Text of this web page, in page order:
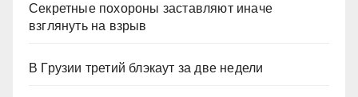
Секретные похороны заставляют иначе
взглянуть на взрыв
В Грузии третий блэкаут за две недели